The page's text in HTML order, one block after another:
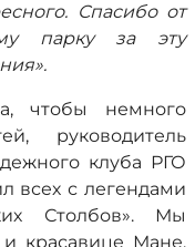
Спасибо от
парку за эту
чтобы немного
руководитель
клуба РГО
всех с легендами
Столбов». Мы
красавице Мане,